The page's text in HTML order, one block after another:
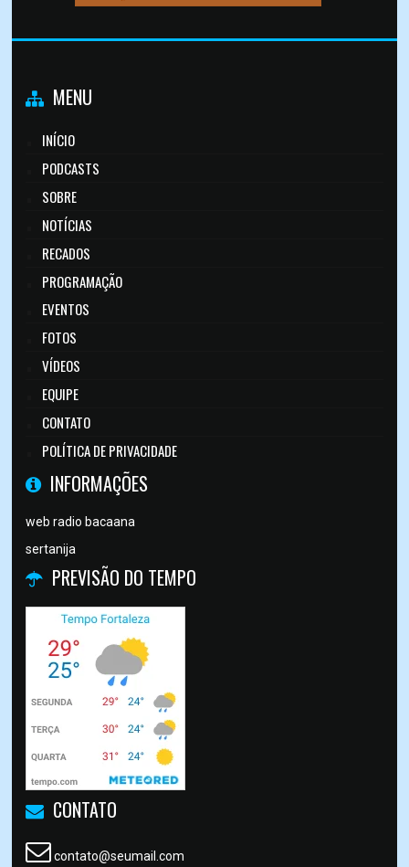
MENU
INÍCIO
PODCASTS
SOBRE
NOTÍCIAS
RECADOS
PROGRAMAÇÃO
EVENTOS
FOTOS
VÍDEOS
EQUIPE
CONTATO
POLÍTICA DE PRIVACIDADE
INFORMAÇÕES
web radio bacaana
sertanija
PREVISÃO DO TEMPO
CONTATO
contato@seumail.com